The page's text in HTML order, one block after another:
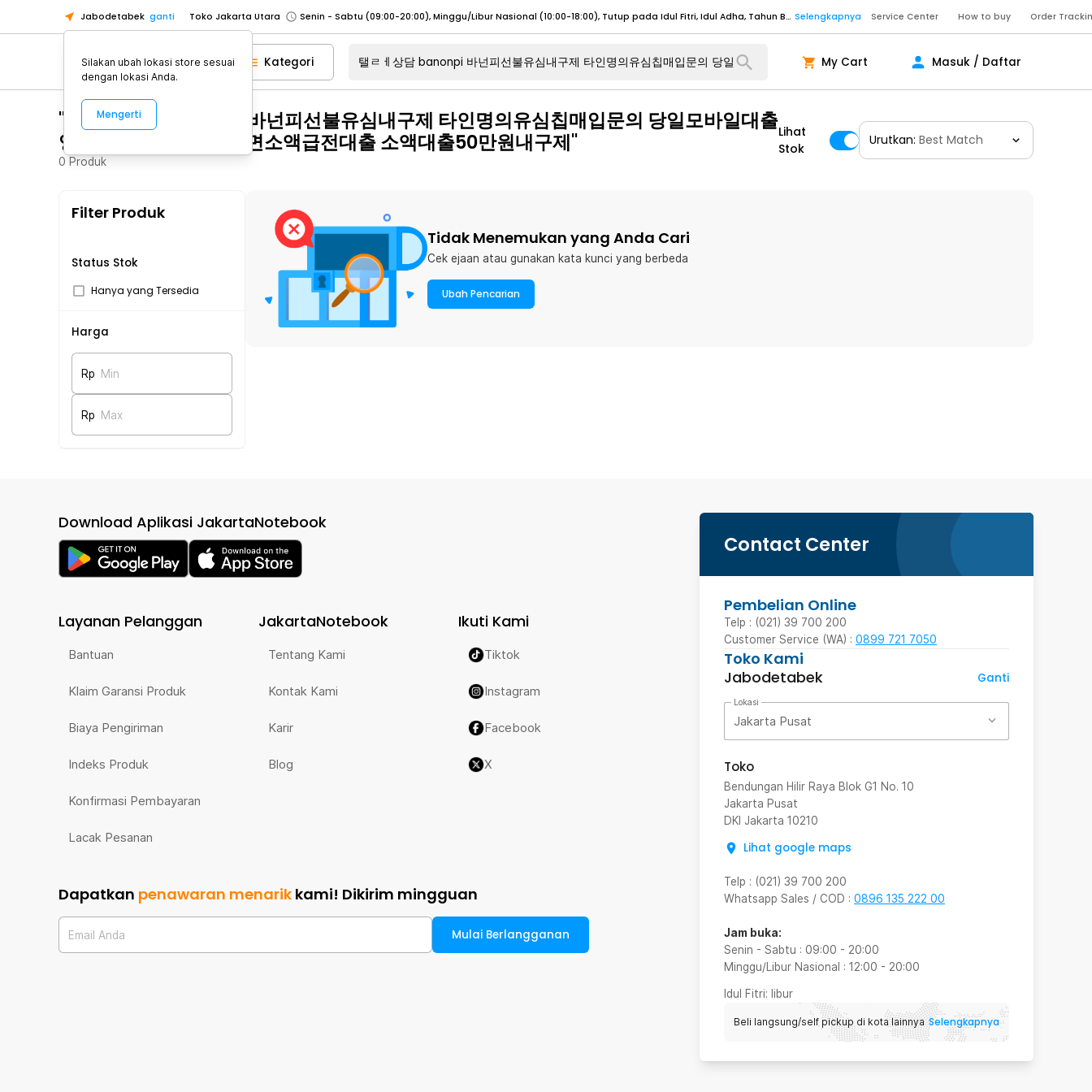
Jabodetabek ganti Toko Jakarta Utara Senin - Sabtu (09:00-20:00), Minggu/Libur Nasional (10:00-18:00), Tutup pada Idul Fitri, Idul Adha, Tahun Baru Selengkapnya
Toko Tangerang
Toko Cikupa
Senin - Jumat (10:00-20:00), Sabtu - Minggu dan Libur Nasional (10:00-18:00), Tutup pada Idul Fitri, Idul Adha, Tahun Baru
Selengkapnya
Pick n Go Jakarta Barat
Senin - Jumat (07:00 - 20:00), Sabtu - Minggu (08:00 - 20:00), Tutup pada Idul Fitri Selengkapnya
Pick n Go Bekasi
Senin - Jumat (08:00 - 20:00), Sabtu - Minggu/ Libur Nasional (08:00 - 17:00) Selengkapnya
Pick n Go Depok
Senin - Jumat (08:00 - 20:00), Sabtu - Minggu/ Libur Nasional (08:00 - 17:00)
Pick n Go Jakarta Barat
Senin - Jumat (07:00 - 20:00), Sabtu - Minggu (08:00 - 20:00), Tutup pada Idul Fitri
Senin - Jumat (08:00 - 20:00), Sabtu - Minggu/ Libur Nasional (08:00 - 17:00)
Service Center How to buy Order
Kategori My Cart Masuk / Daftar
"탤ㄹㅔ상담 banonpi 바넌피선불유심내구제 타인명의유심칩매입문의 당일모바일대출
영광군장기연체자비대면소액급전대출 소액대출50만원내구제"
0 Produk
Lihat
Stok
Urutkan: Best Match
Filter Produk
Status Stok
Hanya yang Tersedia
Harga
Rp Min
Rp Max
Tidak Menemukan yang Anda Cari
Cek ejaan atau gunakan kata kunci yang berbeda
Ubah Pencarian
Contact Center
Pembelian Online
Telp : (021) 39 700 200
Customer Service (WA) : 0899 721 7050
Toko Kami
Jabodetabek
Ganti
Lokasi
Jakarta Pusat
Toko
Bendungan Hilir Raya Blok G1 No. 10
Jakarta Pusat
DKI Jakarta 10210
Lihat google maps
Telp : (021) 39 700 200
Whatsapp Sales / COD : 0896 135 222 00
Jam buka:
Senin - Sabtu : 09:00 - 20:00
Minggu/Libur Nasional : 12:00 - 20:00
Idul Fitri: libur
Beli langsung/self pickup di kota lainnya Selengkapnya
Download Aplikasi JakartaNotebook
Layanan Pelanggan
Bantuan
Klaim Garansi Produk
Biaya Pengiriman
Indeks Produk
Konfirmasi Pembayaran
Lacak Pesanan
JakartaNotebook
Tentang Kami
Kontak Kami
Karir
Blog
Ikuti Kami
Tiktok
Instagram
Facebook
X
Dapatkan penawaran menarik kami! Dikirim mingguan
Email Anda Mulai Berlangganan
Silakan ubah lokasi store sesuai
dengan lokasi Anda.
Mengerti